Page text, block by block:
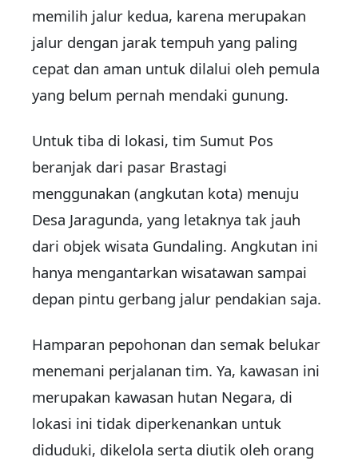
memilih jalur kedua, karena merupakan
jalur dengan jarak tempuh yang paling
cepat dan aman untuk dilalui oleh pemula
yang belum pernah mendaki gunung.
Untuk tiba di lokasi, tim Sumut Pos
beranjak dari pasar Brastagi
menggunakan (angkutan kota) menuju
Desa Jaragunda, yang letaknya tak jauh
dari objek wisata Gundaling. Angkutan ini
hanya mengantarkan wisatawan sampai
depan pintu gerbang jalur pendakian saja.
Hamparan pepohonan dan semak belukar
menemani perjalanan tim. Ya, kawasan ini
merupakan kawasan hutan Negara, di
lokasi ini tidak diperkenankan untuk
diduduki, dikelola serta diutik oleh orang